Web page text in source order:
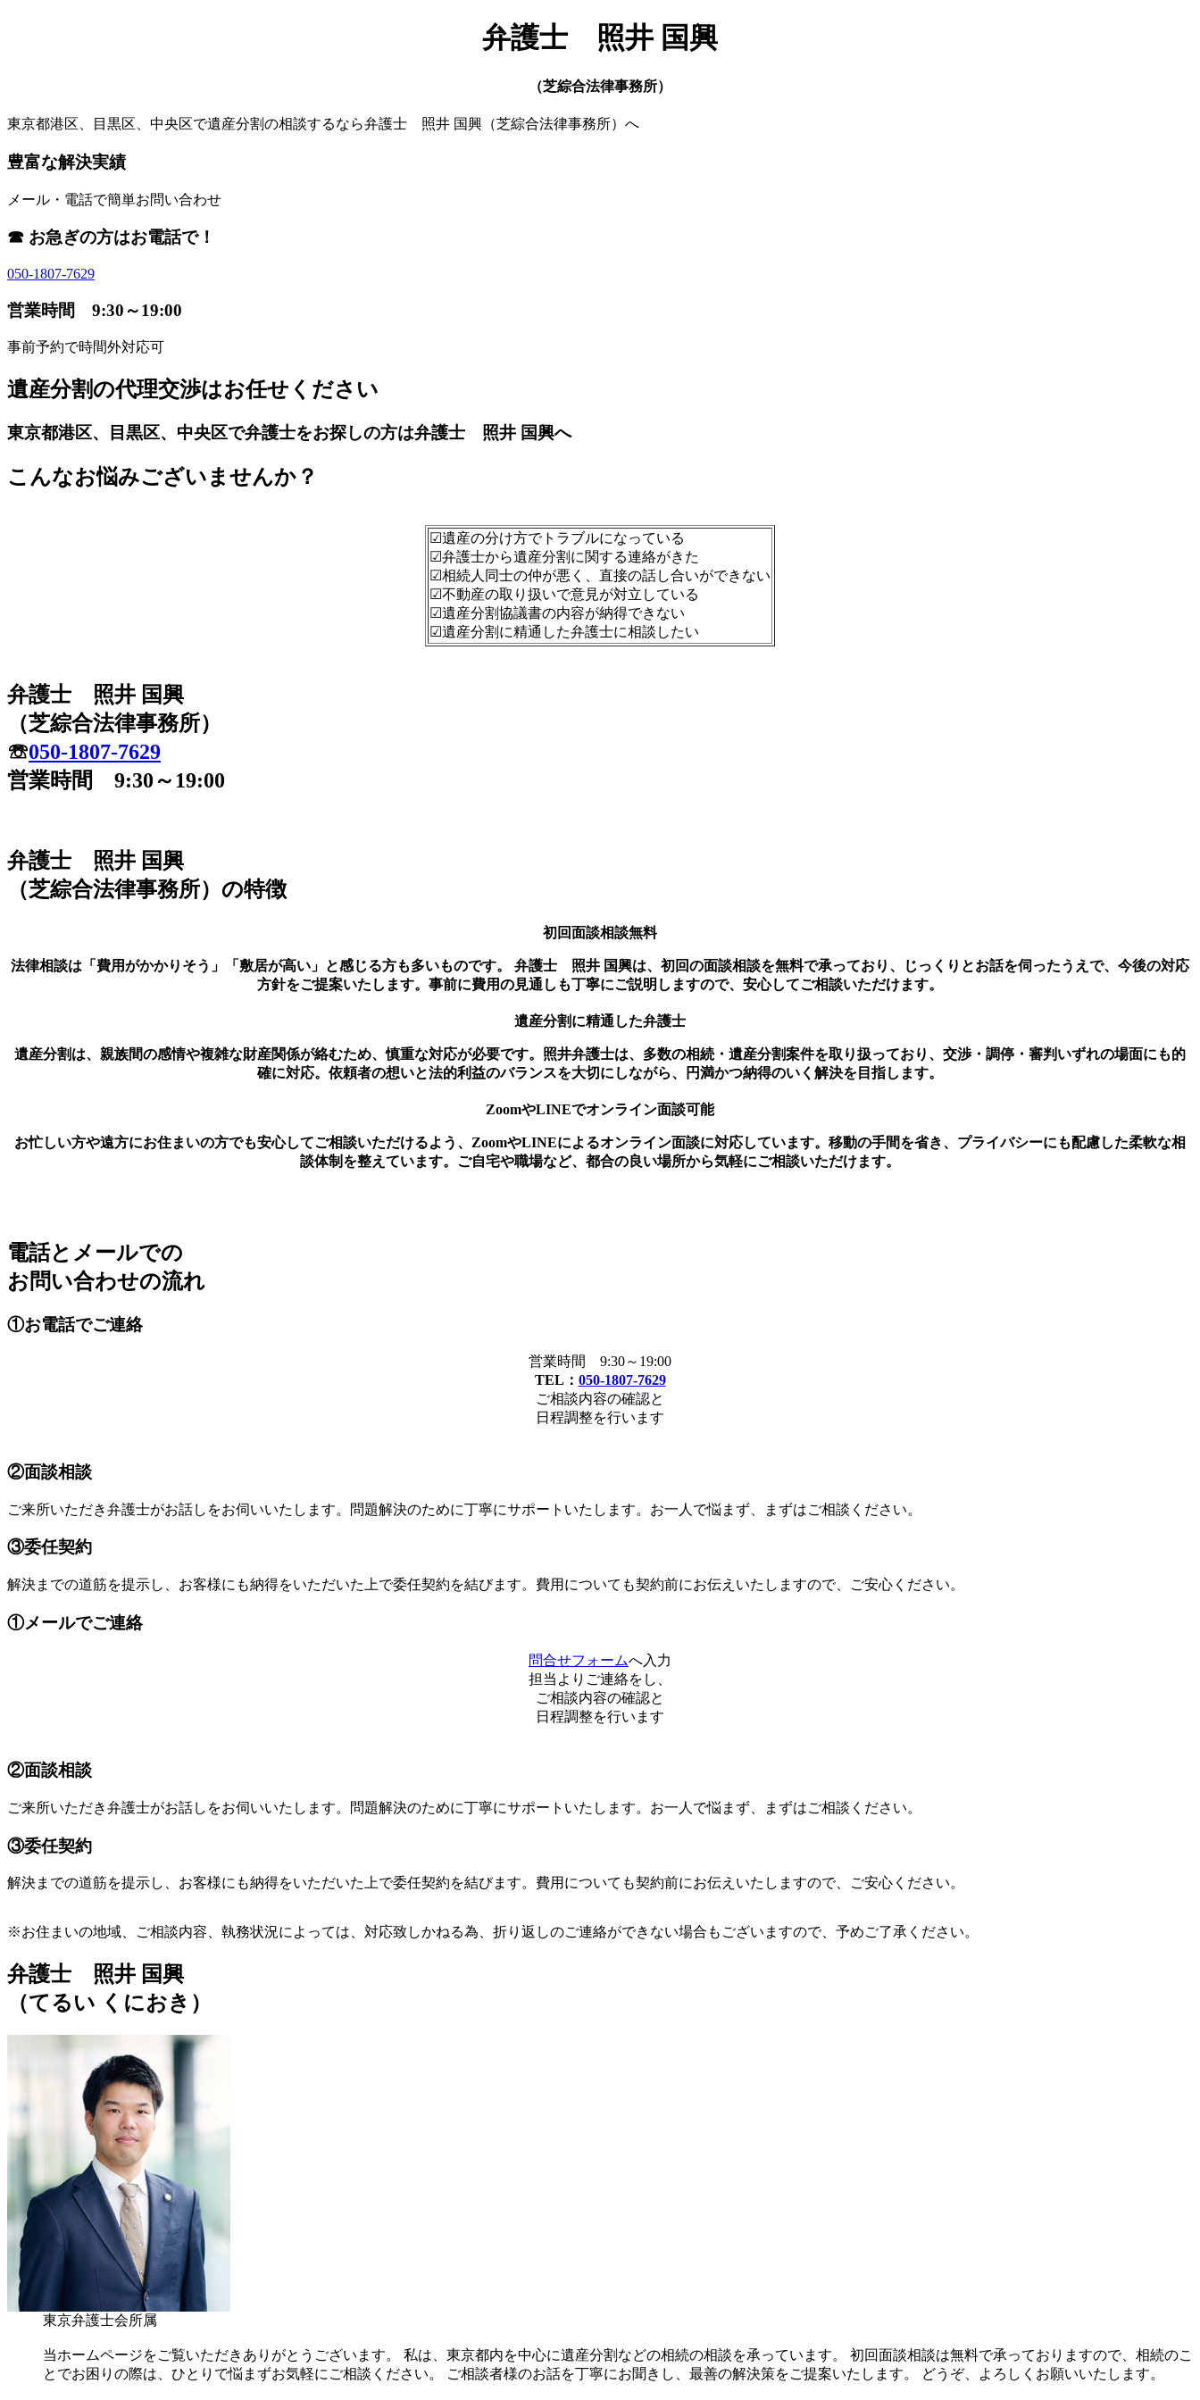
弁護士 照井 国興
（芝綜合法律事務所）
東京都港区、目黒区、中央区で遺産分割の相談するなら弁護士 照井 国興（芝綜合法律事務所）へ
豊富な解決実績
メール・電話で簡単お問い合わせ
☎ お急ぎの方はお電話で！
050-1807-7629
営業時間 9:30～19:00
事前予約で時間外対応可
遺産分割の代理交渉はお任せください
東京都港区、目黒区、中央区で弁護士をお探しの方は弁護士 照井 国興へ
こんなお悩みございませんか？
☑遺産の分け方でトラブルになっている
☑弁護士から遺産分割に関する連絡がきた
☑相続人同士の仲が悪く、直接の話し合いができない
☑不動産の取り扱いで意見が対立している
☑遺産分割協議書の内容が納得できない
☑遺産分割に精通した弁護士に相談したい
弁護士 照井 国興
（芝綜合法律事務所）
☏050-1807-7629
営業時間 9:30～19:00
弁護士 照井 国興
（芝綜合法律事務所）の特徴
初回面談相談無料
法律相談は「費用がかかりそう」「敷居が高い」と感じる方も多いものです。 弁護士 照井 国興は、初回の面談相談を無料で承っており、じっくりとお話を伺ったうえで、今後の対応
方針をご提案いたします。事前に費用の見通しも丁寧にご説明しますので、安心してご相談いただけます。
遺産分割に精通した弁護士
遺産分割は、親族間の感情や複雑な財産関係が絡むため、慎重な対応が必要です。照井弁護士は、多数の相続・遺産分割案件を取り扱っており、交渉・調停・審判いずれの場面にも的
確に対応。依頼者の想いと法的利益のバランスを大切にしながら、円満かつ納得のいく解決を目指します。
ZoomやLINEでオンライン面談可能
お忙しい方や遠方にお住まいの方でも安心してご相談いただけるよう、ZoomやLINEによるオンライン面談に対応しています。移動の手間を省き、プライバシーにも配慮した柔軟な相
談体制を整えています。ご自宅や職場など、都合の良い場所から気軽にご相談いただけます。
電話とメールでの
お問い合わせの流れ
①お電話でご連絡
営業時間 9:30～19:00
TEL： 050-1807-7629
ご相談内容の確認と
日程調整を行います
②面談相談
ご来所いただき弁護士がお話しをお伺いいたします。問題解決のために丁寧にサポートいたします。お一人で悩まず、まずはご相談ください。
③委任契約
解決までの道筋を提示し、お客様にも納得をいただいた上で委任契約を結びます。費用についても契約前にお伝えいたしますので、ご安心ください。
①メールでご連絡
問合せフォームへ入力
担当よりご連絡をし、
ご相談内容の確認と
日程調整を行います
②面談相談
ご来所いただき弁護士がお話しをお伺いいたします。問題解決のために丁寧にサポートいたします。お一人で悩まず、まずはご相談ください。
③委任契約
解決までの道筋を提示し、お客様にも納得をいただいた上で委任契約を結びます。費用についても契約前にお伝えいたしますので、ご安心ください。
※お住まいの地域、ご相談内容、執務状況によっては、対応致しかねる為、折り返しのご連絡ができない場合もございますので、予めご了承ください。
弁護士 照井 国興
（てるい くにおき）
東京弁護士会所属
当ホームページをご覧いただきありがとうございます。 私は、東京都内を中心に遺産分割などの相続の相談を承っています。 初回面談相談は無料で承っておりますので、相続のこ
とでお困りの際は、ひとりで悩まずお気軽にご相談ください。 ご相談者様のお話を丁寧にお聞きし、最善の解決策をご提案いたします。 どうぞ、よろしくお願いいたします。